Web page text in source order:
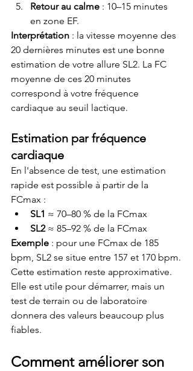
Retour au calme : 10–15 minutes
en zone EF.
Interprétation : la vitesse moyenne des
20 dernières minutes est une bonne
estimation de votre allure SL2. La FC
moyenne de ces 20 minutes
correspond à votre fréquence
cardiaque au seuil lactique.
Estimation par fréquence
cardiaque
En l'absence de test, une estimation
rapide est possible à partir de la
FCmax :
SL1 ≈ 70–80 % de la FCmax
SL2 ≈ 85–92 % de la FCmax
Exemple : pour une FCmax de 185
bpm, SL2 se situe entre 157 et 170 bpm.
Cette estimation reste approximative.
Elle est utile pour démarrer, mais un
test de terrain ou de laboratoire
donnera des valeurs beaucoup plus
fiables.
Comment améliorer son